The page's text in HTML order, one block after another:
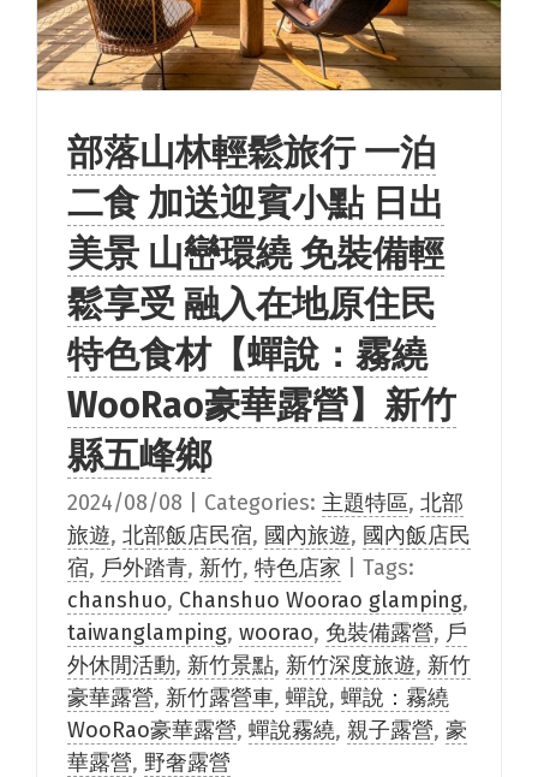
部落山林輕鬆旅行 一泊
二食 加送迎賓小點 日出
美景 山巒環繞 免裝備輕
鬆享受 融入在地原住民
特色食材【蟬說：霧繞
WooRao豪華露營】新竹
縣五峰鄉
2024/08/08 Categories: 主題特區, 北部
旅遊, 北部飯店民宿, 國內旅遊, 國內飯店民
宿, 戶外踏青, 新竹, 特色店家
Tags:
chanshuo, Chanshuo Woorao glamping,
taiwanglamping, woorao, 免裝備露營, 戶
外休閒活動, 新竹景點, 新竹深度旅遊, 新竹
豪華露營, 新竹露營車, 蟬說, 蟬說：霧繞
WooRao豪華露營, 蟬說霧繞, 親子露營, 豪
華露營, 野奢露營